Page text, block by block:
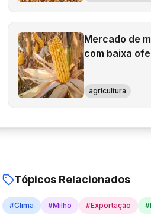
Mercado de
com baixa
agricultura
Tópicos Relacionados
#Clima #Milho #Exportação #